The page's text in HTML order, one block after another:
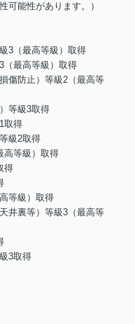
可能性があります。）
3（最高等級）取得
（最高等級）取得
傷防止）等級2（最高等
等級3取得
取得
級2取得
高等級）取得
得
等級）取得
井裏等）等級3（最高等
3取得